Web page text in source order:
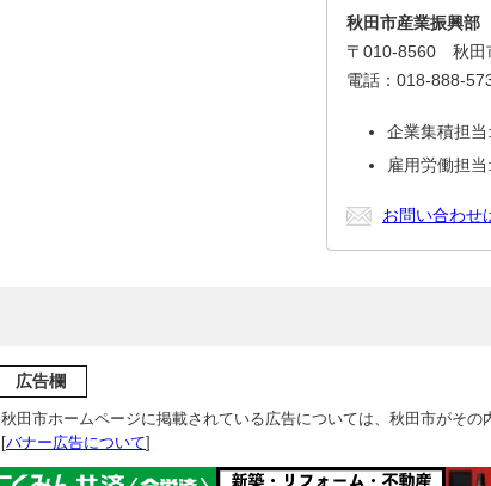
秋田市産業振興
〒010-8560 秋田
電話：018-888-
企業集積担
雇用労働担
お問い合わせ
広告欄
秋田市ホームページに掲載されている広告については、秋田市がその
[バナー広告について]